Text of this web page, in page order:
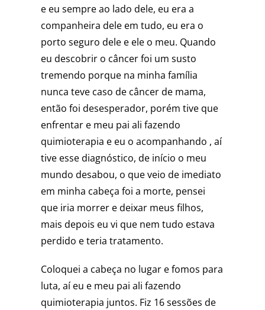
e eu sempre ao lado dele, eu era a
companheira dele em tudo, eu era o
porto seguro dele e ele o meu. Quando
eu descobrir o câncer foi um susto
tremendo porque na minha família
nunca teve caso de câncer de mama,
então foi desesperador, porém tive que
enfrentar e meu pai ali fazendo
quimioterapia e eu o acompanhando , aí
tive esse diagnóstico, de início o meu
mundo desabou, o que veio de imediato
em minha cabeça foi a morte, pensei
que iria morrer e deixar meus filhos,
mais depois eu vi que nem tudo estava
perdido e teria tratamento.
Coloquei a cabeça no lugar e fomos para
luta, aí eu e meu pai ali fazendo
quimioterapia juntos. Fiz 16 sessões de